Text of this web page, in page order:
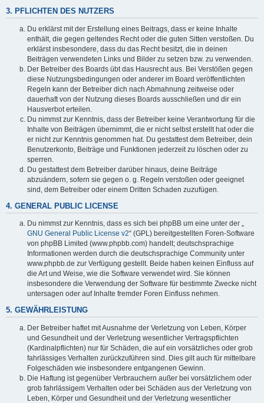
3. PFLICHTEN DES NUTZERS
Du erklärst mit der Erstellung eines Beitrags, dass er keine Inhalte
enthält, die gegen geltendes Recht oder die guten Sitten verstoßen. Du
erklärst insbesondere, dass du das Recht besitzt, die in deinen
Beiträgen verwendeten Links und Bilder zu setzen bzw. zu verwenden.
Der Betreiber des Boards übt das Hausrecht aus. Bei Verstößen gegen
diese Nutzungsbedingungen oder anderer im Board veröffentlichten
Regeln kann der Betreiber dich nach Abmahnung zeitweise oder
dauerhaft von der Nutzung dieses Boards ausschließen und dir ein
Hausverbot erteilen.
Du nimmst zur Kenntnis, dass der Betreiber keine Verantwortung für die
Inhalte von Beiträgen übernimmt, die er nicht selbst erstellt hat oder die
er nicht zur Kenntnis genommen hat. Du gestattest dem Betreiber, dein
Benutzerkonto, Beiträge und Funktionen jederzeit zu löschen oder zu
sperren.
Du gestattest dem Betreiber darüber hinaus, deine Beiträge
abzuändern, sofern sie gegen o. g. Regeln verstoßen oder geeignet
sind, dem Betreiber oder einem Dritten Schaden zuzufügen.
4. GENERAL PUBLIC LICENSE
Du nimmst zur Kenntnis, dass es sich bei phpBB um eine unter der „
GNU General Public License v2“ (GPL) bereitgestellten Foren-Software
von phpBB Limited (www.phpbb.com) handelt; deutschsprachige
Informationen werden durch die deutschsprachige Community unter
www.phpbb.de zur Verfügung gestellt. Beide haben keinen Einfluss auf
die Art und Weise, wie die Software verwendet wird. Sie können
insbesondere die Verwendung der Software für bestimmte Zwecke nicht
untersagen oder auf Inhalte fremder Foren Einfluss nehmen.
5. GEWÄHRLEISTUNG
Der Betreiber haftet mit Ausnahme der Verletzung von Leben, Körper
und Gesundheit und der Verletzung wesentlicher Vertragspflichten
(Kardinalpflichten) nur für Schäden, die auf ein vorsätzliches oder grob
fahrlässiges Verhalten zurückzuführen sind. Dies gilt auch für mittelbare
Folgeschäden wie insbesondere entgangenen Gewinn.
Die Haftung ist gegenüber Verbrauchern außer bei vorsätzlichem oder
grob fahrlässigem Verhalten oder bei Schäden aus der Verletzung von
Leben, Körper und Gesundheit und der Verletzung wesentlicher